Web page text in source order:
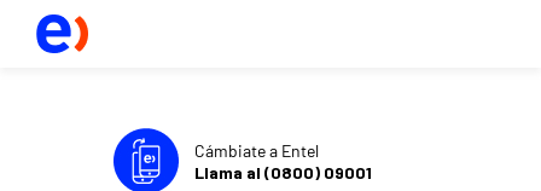
Cámbiate a Entel
Llama al (0800) 09001